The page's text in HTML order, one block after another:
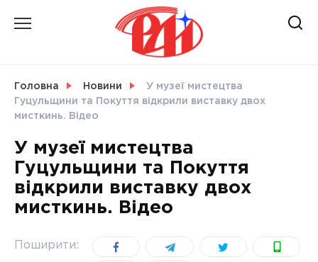
СВІТ
УКРАЇНА
Головна Новини
У музеї мистецтва
Гуцульщини та Покуття відкрили виставку двох
мисткинь. Відео
У музеї мистецтва
Гуцульщини та Покуття
відкрили виставку двох
мисткинь. Відео
Поширити: